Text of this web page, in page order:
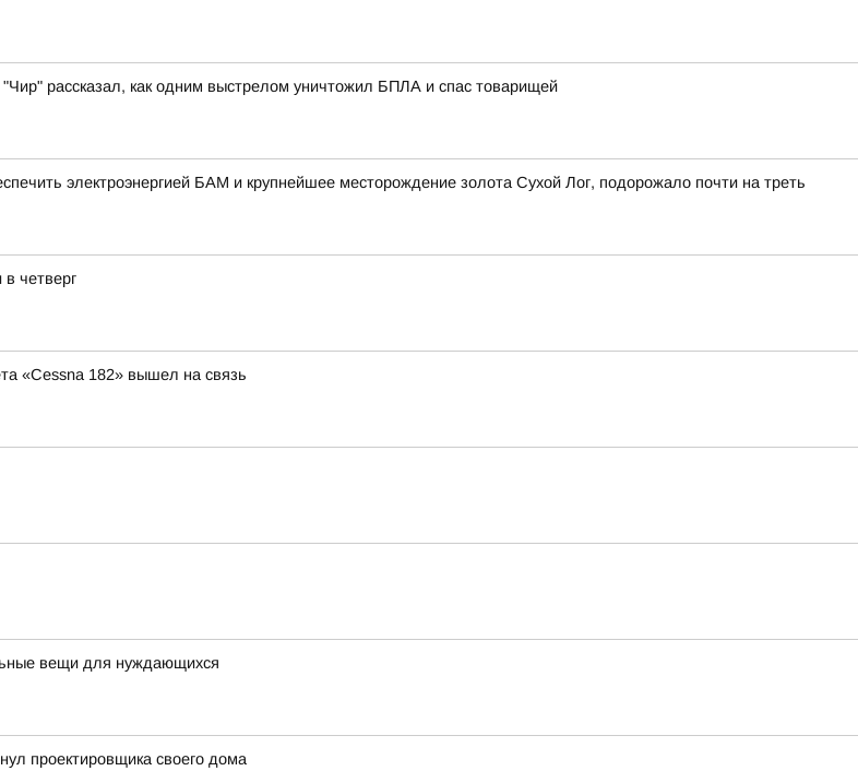
рассказал, как одним выстрелом уничтожил БПЛА и спас товарищей
электроэнергией БАМ и крупнейшее месторождение золота Сухой Лог, подорожало почти на треть
четверг
«Cessna 182» вышел на связь
вещи для нуждающихся
проектировщика своего дома